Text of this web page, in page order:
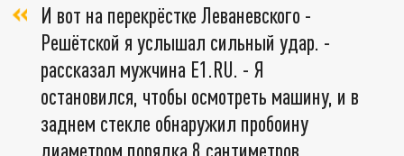
И вот на перекрёстке Леваневского -
Решётской я услышал сильный удар. -
рассказал мужчина Е1.RU. - Я
остановился, чтобы осмотреть машину, и в
заднем стекле обнаружил пробоину
диаметром порядка 8 сантиметров.